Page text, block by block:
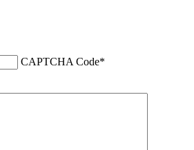
CAPTCHA Code*